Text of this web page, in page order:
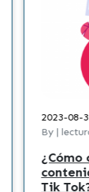
una
efectiva